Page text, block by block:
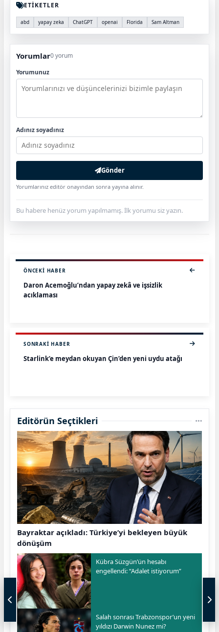
ETİKETLER
abd yapay zeka ChatGPT openai Florida Sam Altman
Yorumlar0 yorum
Yorumunuz
Adınız soyadınız
Gönder
Yorumlarınız editör onayından sonra yayına alınır.
Bu habere henüz yorum yapılmamış. İlk yorumu siz yazın.
ÖNCEKI HABER
Daron Acemoğlu’ndan yapay zekâ ve işsizlik
açıklaması
SONRAKI HABER
Starlink’e meydan okuyan Çin’den yeni uydu atağı
Editörün Seçtikleri
Bayraktar açıkladı: Türkiye’yi bekleyen büyük
dönüşüm
Kübra Süzgün’ün hesabı
engellendi: “Adalet istiyorum”
Salah sonrası Trabzonspor’un yeni
yıldızı Darwin Nunez mi?